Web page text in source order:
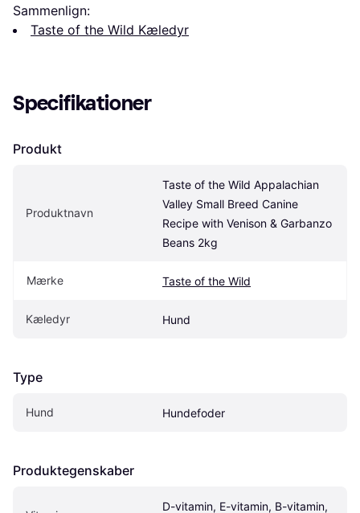
Sammenlign:
Taste of the Wild Kæledyr
Specifikationer
Produkt
Produktnavn
Taste of the Wild Appalachian
Valley Small Breed Canine
Recipe with Venison & Garbanzo
Beans 2kg
Mærke Taste of the Wild
Kæledyr Hund
Type
Hund Hundefoder
Produktegenskaber
D-vitamin, E-vitamin, B-vitamin,